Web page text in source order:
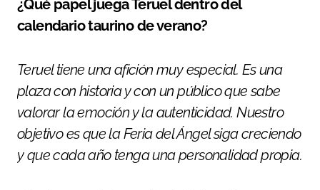
¿Qué papel juega Teruel dentro del
calendario taurino de verano?
Teruel tiene una afición muy especial. Es una
plaza con historia y con un público que sabe
valorar la emoción y la autenticidad. Nuestro
objetivo es que la Feria del Ángel siga creciendo
y que cada año tenga una personalidad propia.